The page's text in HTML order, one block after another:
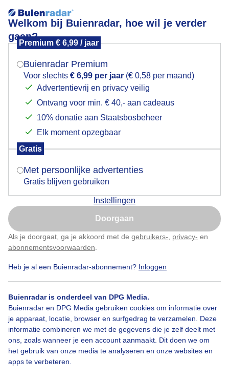
Welkom bij Buienradar, hoe wil je verder
gaan?
Premium € 6,99 / jaar
Buienradar Premium
Voor slechts € 6,99 per jaar (€ 0,58 per maand)
Advertentievrij en privacy veilig
Ontvang voor min. € 40,- aan cadeaus
10% donatie aan Staatsbosbeheer
Elk moment opzegbaar
Gratis
Met persoonlijke advertenties
Gratis blijven gebruiken
Instellingen
Doorgaan
Als je doorgaat, ga je akkoord met de gebruikers- privacy- en
abonnementsvoorwaarden
Heb je al een Buienradar-abonnement? Inloggen
Buienradar is onderdeel van DPG Media.
Buienradar en DPG Media gebruiken cookies om informatie over
je apparaat, locatie, browser en surfgedrag te verzamelen. Deze
informatie combineren we met de gegevens die je zelf deelt met
ons, zoals wanneer je een account aanmaakt. Dit doen we om
het gebruik van onze media te analyseren en onze websites en
apps te verbeteren.
Actueel +3 uur
−
07:35
07:35 08:25 09:15
Neerslag
Mogen we je locatie gebruiken voor het
Indien je hier nog geen akkoord op hebt gegeven,
verschijnt er zo een pop-up uit je browser waarin
Is goed, toon de popup
Nu niet, misschien later
Klik hierom dit aan te passen